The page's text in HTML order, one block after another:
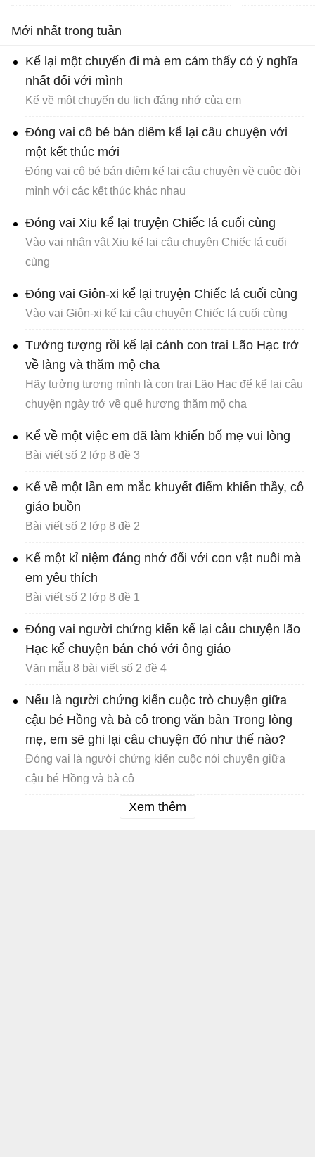
Mới nhất trong tuần
Kể lại một chuyến đi mà em cảm thấy có ý nghĩa
nhất đối với mình
Kể về một chuyến du lịch đáng nhớ của em
Đóng vai cô bé bán diêm kể lại câu chuyện với
một kết thúc mới
Đóng vai cô bé bán diêm kể lại câu chuyện về cuộc đời
mình với các kết thúc khác nhau
Đóng vai Xiu kể lại truyện Chiếc lá cuối cùng
Vào vai nhân vật Xiu kể lại câu chuyện Chiếc lá cuối
cùng
Đóng vai Giôn-xi kể lại truyện Chiếc lá cuối cùng
Vào vai Giôn-xi kể lại câu chuyện Chiếc lá cuối cùng
Tưởng tượng rồi kể lại cảnh con trai Lão Hạc trở
về làng và thăm mộ cha
Hãy tưởng tượng mình là con trai Lão Hạc để kể lại câu
chuyện ngày trở về quê hương thăm mộ cha
Kể về một việc em đã làm khiến bố mẹ vui lòng
Bài viết số 2 lớp 8 đề 3
Kể về một lần em mắc khuyết điểm khiến thầy, cô
giáo buồn
Bài viết số 2 lớp 8 đề 2
Kể một kỉ niệm đáng nhớ đối với con vật nuôi mà
em yêu thích
Bài viết số 2 lớp 8 đề 1
Đóng vai người chứng kiến kể lại câu chuyện lão
Hạc kể chuyện bán chó với ông giáo
Văn mẫu 8 bài viết số 2 đề 4
Nếu là người chứng kiến cuộc trò chuyện giữa
cậu bé Hồng và bà cô trong văn bản Trong lòng
mẹ, em sẽ ghi lại câu chuyện đó như thế nào?
Đóng vai là người chứng kiến cuộc nói chuyện giữa
cậu bé Hồng và bà cô
Xem thêm